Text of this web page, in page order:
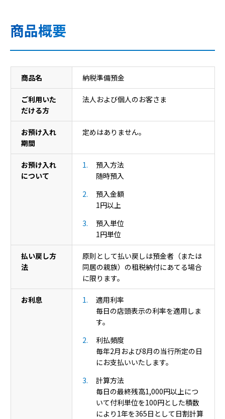
商品概要
商品名 納税準備預金
ご利用いた
だける方
法人および個人のお客さま
お預け入れ
期間
定めはありません。
お預け入れ
について
預入方法
随時預入
預入金額
1円以上
預入単位
1円単位
払い戻し方
法
原則として払い戻しは預金者（または
同居の親族）の租税納付にあてる場合
に限ります。
お利息
適用利率
毎日の店頭表示の利率を適用しま
す。
利払頻度
毎年2月および8月の当行所定の日
にお支払いいたします。
計算方法
毎日の最終残高1,000円以上につ
いて付利単位を100円とした積数
により1年を365日として日割計算